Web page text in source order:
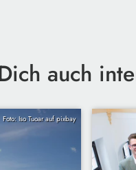
auch
Foto: Iso Tuoar auf pixbay